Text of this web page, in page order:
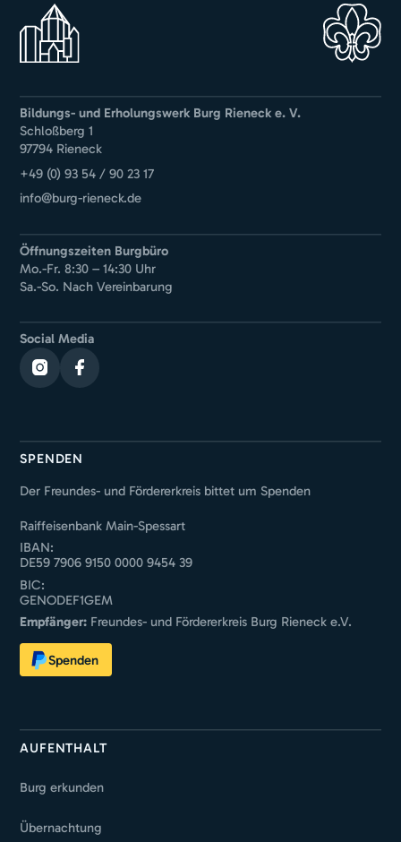
Bildungs- und Erholungswerk Burg Rieneck e. V.
Schloßberg 1
97794 Rieneck
+49 (0) 93 54 / 90 23 17
info@burg-rieneck.de
Öffnungszeiten Burgbüro
Mo.-Fr. 8:30 – 14:30 Uhr
Sa.-So. Nach Vereinbarung
Social Media
SPENDEN
Der Freundes- und Fördererkreis bittet um Spenden
Raiffeisenbank Main-Spessart
IBAN:
DE59 7906 9150 0000 9454 39
BIC:
GENODEF1GEM
Empfänger: Freundes- und Fördererkreis Burg Rieneck e.V.
Spenden
AUFENTHALT
Burg erkunden
Übernachtung